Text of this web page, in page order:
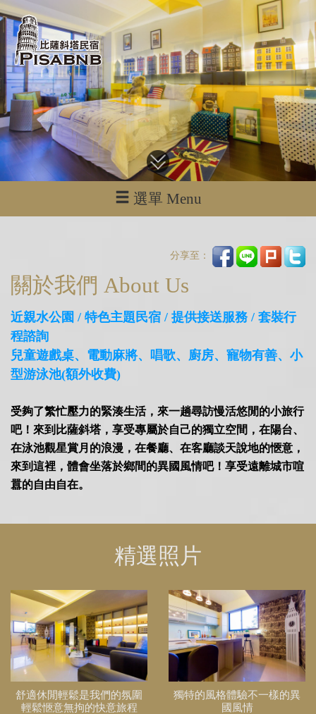
選單 Menu
分享至：
關於我們 About Us
近親水公園 / 特色主題民宿 / 提供接送服務 / 套裝行
程諮詢
兒童遊戲桌、電動麻將、唱歌、廚房、寵物有善、小
型游泳池(額外收費)
受夠了繁忙壓力的緊湊生活，來一趟尋訪慢活悠閒的小旅行
吧！來到比薩斜塔，享受專屬於自己的獨立空間，在陽台、
在泳池觀星賞月的浪漫，在餐廳、在客廳談天說地的愜意，
來到這裡，體會坐落於鄉間的異國風情吧！享受遠離城市喧
囂的自由自在。
精選照片
舒適休閒輕鬆是我們的氛圍
輕鬆愜意無拘的快意旅程
獨特的風格體驗不一樣的異
國風情